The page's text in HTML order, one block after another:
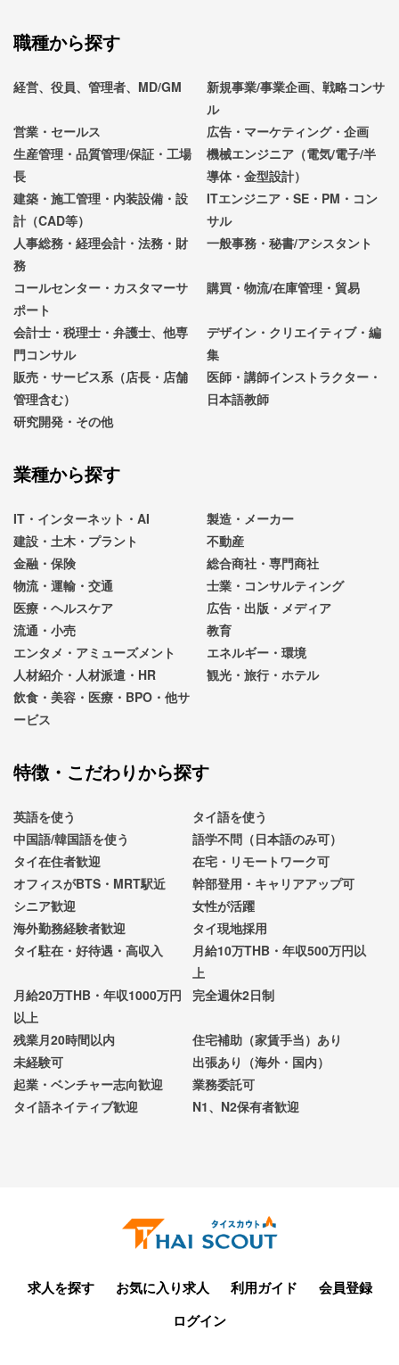
職種から探す
経営、役員、管理者、MD/GM
新規事業/事業企画、戦略コンサ
ル
営業・セールス
広告・マーケティング・企画
生産管理・品質管理/保証・工場
長
機械エンジニア（電気/電子/半
導体・金型設計）
建築・施工管理・内装設備・設
計（CAD等）
ITエンジニア・SE・PM・コン
サル
人事総務・経理会計・法務・財
務
一般事務・秘書/アシスタント
コールセンター・カスタマーサ
ポート
購買・物流/在庫管理・貿易
会計士・税理士・弁護士、他専
門コンサル
デザイン・クリエイティブ・編
集
販売・サービス系（店長・店舗
管理含む）
医師・講師インストラクター・
日本語教師
研究開発・その他
業種から探す
IT・インターネット・AI
製造・メーカー
建設・土木・プラント
不動産
金融・保険
総合商社・専門商社
物流・運輸・交通
士業・コンサルティング
医療・ヘルスケア
広告・出版・メディア
流通・小売
教育
エンタメ・アミューズメント
エネルギー・環境
人材紹介・人材派遣・HR
観光・旅行・ホテル
飲食・美容・医療・BPO・他サ
ービス
特徴・こだわりから探す
英語を使う
タイ語を使う
中国語/韓国語を使う
語学不問（日本語のみ可）
タイ在住者歓迎
在宅・リモートワーク可
オフィスがBTS・MRT駅近
幹部登用・キャリアアップ可
シニア歓迎
女性が活躍
海外勤務経験者歓迎
タイ現地採用
タイ駐在・好待遇・高収入
月給10万THB・年収500万円以
上
月給20万THB・年収1000万円
以上
完全週休2日制
残業月20時間以内
住宅補助（家賃手当）あり
未経験可
出張あり（海外・国内）
起業・ベンチャー志向歓迎
業務委託可
タイ語ネイティブ歓迎
N1、N2保有者歓迎
求人を探す お気に入り求人 利用ガイド
会員登録
ログイン